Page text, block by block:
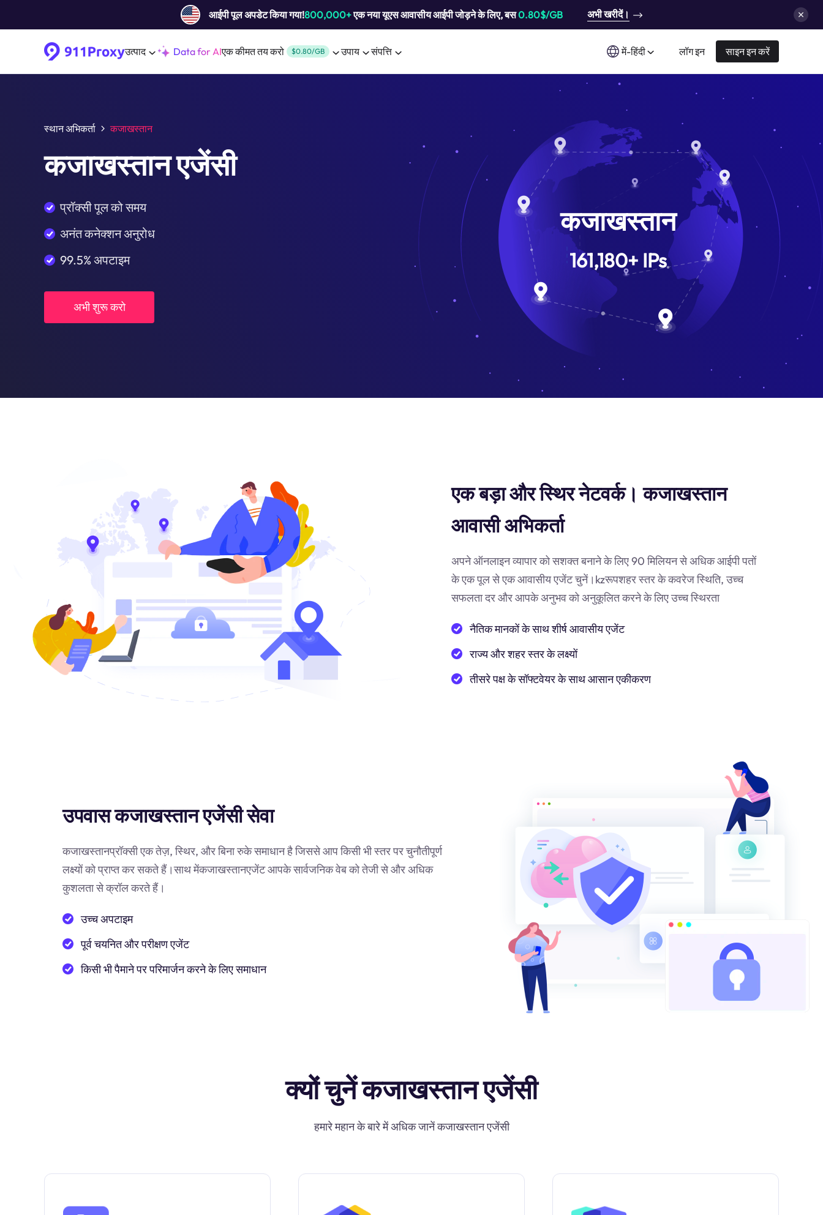
आईपी ​​पूल अपडेट किया गया!800,000+एक नया यूएस आवासीय आईपी जोड़ने के लिए, बस0.80$/GB अभी खरीदें।
उत्पाद Data for AIएक कीमत तय करो $0.80/GB उपाय संपत्ति में-हिंदी लॉग इन साइन इन करें
स्थान अभिकर्ता कजाखस्तान
कजाखस्तान एजेंसी
प्रॉक्सी पूल को समय
अनंत कनेक्शन अनुरोध
99.5% अपटाइम
अभी शुरू करो
कजाखस्तान
161,180+ IPs
एक बड़ा और स्थिर नेटवर्क। कजाखस्तान
आवासी अभिकर्ता
अपने ऑनलाइन व्यापार को सशक्त बनाने के लिए 90 मिलियन से अधिक आईपी पतों
के एक पूल से एक आवासीय एजेंट चुनें। kzरूपशहर स्तर के कवरेज स्थिति, उच्च
सफलता दर और आपके अनुभव को अनुकूलित करने के लिए उच्च स्थिरता
नैतिक मानकों के साथ शीर्ष आवासीय एजेंट
राज्य और शहर स्तर के लक्ष्यों
तीसरे पक्ष के सॉफ्टवेयर के साथ आसान एकीकरण
उपवास कजाखस्तान एजेंसी सेवा
कजाखस्तानप्रॉक्सी एक तेज़, स्थिर, और बिना रुके समाधान है जिससे आप किसी भी स्तर पर चुनौतीपूर्ण
लक्ष्यों को प्राप्त कर सकते हैं।साथ मेंकजाखस्तानएजेंट आपके सार्वजनिक वेब को तेजी से और अधिक
कुशलता से क्रॉल करते हैं।
उच्च अपटाइम
पूर्व चयनित और परीक्षण एजेंट
किसी भी पैमाने पर परिमार्जन करने के लिए समाधान
क्यों चुनें कजाखस्तान एजेंसी
हमारे महान के बारे में अधिक जानें कजाखस्तान एजेंसी